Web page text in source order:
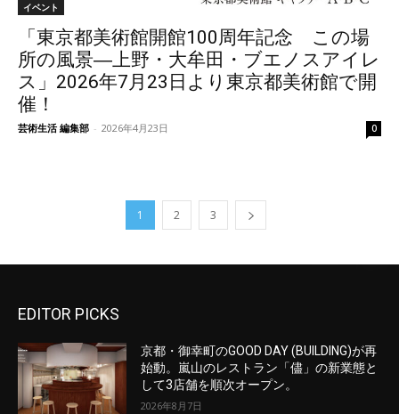
イベント
「東京都美術館開館100周年記念 この場
所の風景―上野・大牟田・ブエノスアイレ
ス」2026年7月23日より東京都美術館で開
催！
芸術生活 編集部 - 2026年4月23日 0
1 2 3
EDITOR PICKS
京都・御幸町のGOOD DAY (BUILDING)が再
始動。嵐山のレストラン「儘」の新業態と
して3店舗を順次オープン。
2026年8月7日